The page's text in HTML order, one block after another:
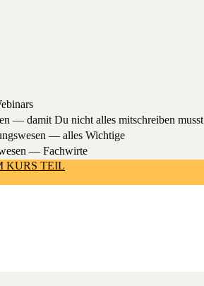
— damit Du nicht alles mit­schrei­ben musst
— alles Wichtige
— Fachwirte
KURS TEIL